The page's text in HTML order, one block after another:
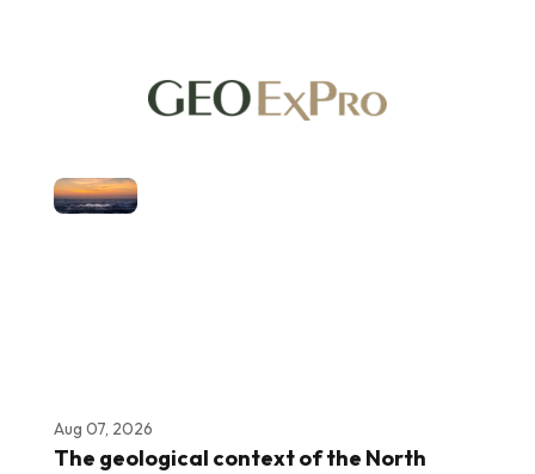
Aug 07, 2026
The geological context of the North